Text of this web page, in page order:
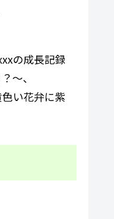
の成長記録
～、
い花弁に紫